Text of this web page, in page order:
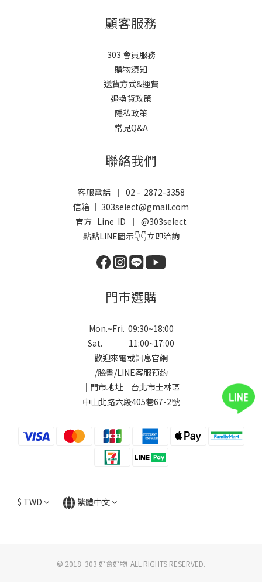
顧客服務
303 會員服務
購物須知
送貨方式&運費
退換貨政策
隱私政策
常見Q&A
聯絡我們
客服電話 ｜ 02 - 2872-3358
信箱 ｜ 303select@gmail.com
官方 Line ID ｜ @303select
點點LINE圖示👇👇立即洽詢
門市選購
Mon.~Fri. 09:30~18:00
Sat. 11:00~17:00
歡迎來電或訊息官網
/臉書/LINE客服預約
｜門市地址｜台北市士林區
中山北路六段405巷67-2號
$ TWD 繁體中文
© 2018 303 好食好物 ALL RIGHTS RESERVED.